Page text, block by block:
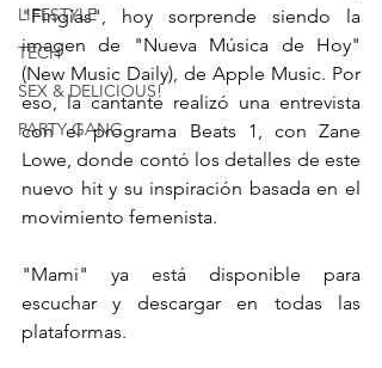
LIFESTYLE
TECH
SEX & DELICIOUS!
PARTY GANG
"Fingías", hoy sorprende siendo la
imagen de "Nueva Música de Hoy"
(New Music Daily), de Apple Music. Por
eso, la cantante realizó una entrevista
con el programa Beats 1, con Zane
Lowe, donde contó los detalles de este
nuevo hit y su inspiración basada en el
movimiento femenista.
"Mami" ya está disponible para
escuchar y descargar en todas las
plataformas.